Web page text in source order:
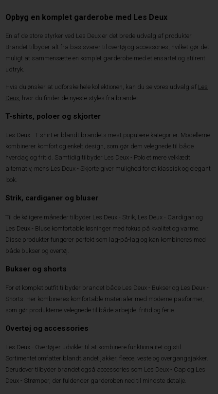
Opbyg en komplet garderobe med Les Deux
En af de store styrker ved Les Deux er det brede udvalg af produkter.
Brandet tilbyder alt fra basisvarer til overtøj og accessories, hvilket gør det
muligt at sammensætte en komplet garderobe med et ensartet og stilrent
udtryk.
Hvis du ønsker at udforske hele kollektionen, kan du se vores udvalg af Les
Deux , hvor du finder de nyeste styles fra brandet.
T-shirts, poloer og skjorter
Les Deux - T-shirt er blandt brandets mest populære kategorier. Modellerne
kombinerer komfort og enkelt design, som gør dem velegnede til både
hverdag og fritid. Samtidig tilbyder Les Deux - Polo et mere velklædt
alternativ, mens Les Deux - Skjorte giver mulighed for et klassisk og elegant
look.
Strik, cardiganer og bluser
Til de køligere måneder tilbyder Les Deux - Strik, Les Deux - Cardigan og
Les Deux - Bluse komfortable løsninger med fokus på kvalitet og varme.
Disse produkter fungerer perfekt som lag-på-lag og kan kombineres med
både bukser og overtøj.
Bukser og shorts
For et komplet outfit tilbyder brandet både Les Deux - Bukser og Les Deux -
Shorts. Her kombineres komfortable materialer med moderne pasformer,
som gør produkterne velegnede til både arbejde, fritid og ferie.
Overtøj og accessories
Les Deux - Overtøj er udviklet til at kombinere funktionalitet og stil.
Sortimentet omfatter blandt andet jakker, fleece, veste og overgangsjakker.
Derudover tilbyder brandet også accessories som Les Deux - Cap og Les
Deux - Strømper, der fuldender garderoben ned til mindste detalje.